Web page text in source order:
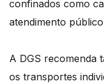
confinados como
atendimento
A DGS recomenda
os transportes